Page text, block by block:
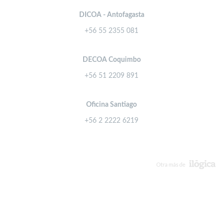
DICOA - Antofagasta
+56 55 2355 081
DECOA Coquimbo
+56 51 2209 891
Oficina Santiago
+56 2 2222 6219